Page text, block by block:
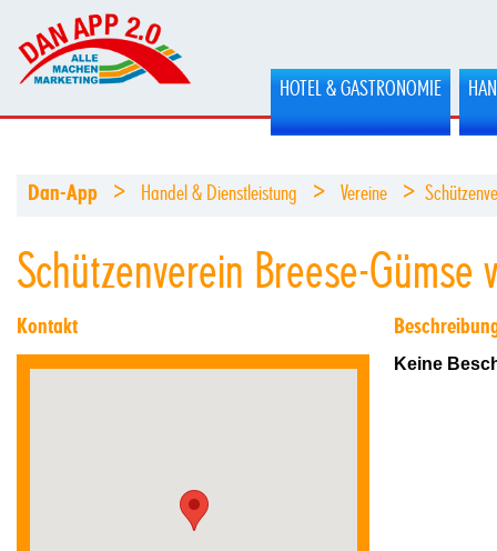
HOTEL & GASTRONOMIE
Dan-App > Handel & Dienstleistung > Vereine >
Schützenverein Breese-
Kontakt
Keine